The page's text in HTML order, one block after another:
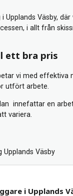
Upplands Väsby,
i allt från
ett bra pris
vi med effektiva
utfört arbete.
innefattar en
variera.
i Upplands